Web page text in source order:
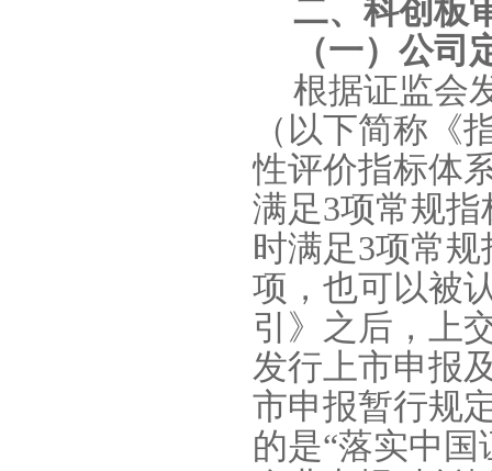
二、科创板
（一）公
根据证监会
（以下简称《
性评价指标体
满足3项常规指
时满足3项常规
项，也可以被
引》之后，上
发行上市申报
市申报暂行规
的是“落实中